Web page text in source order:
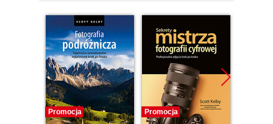
Promocja Promocja